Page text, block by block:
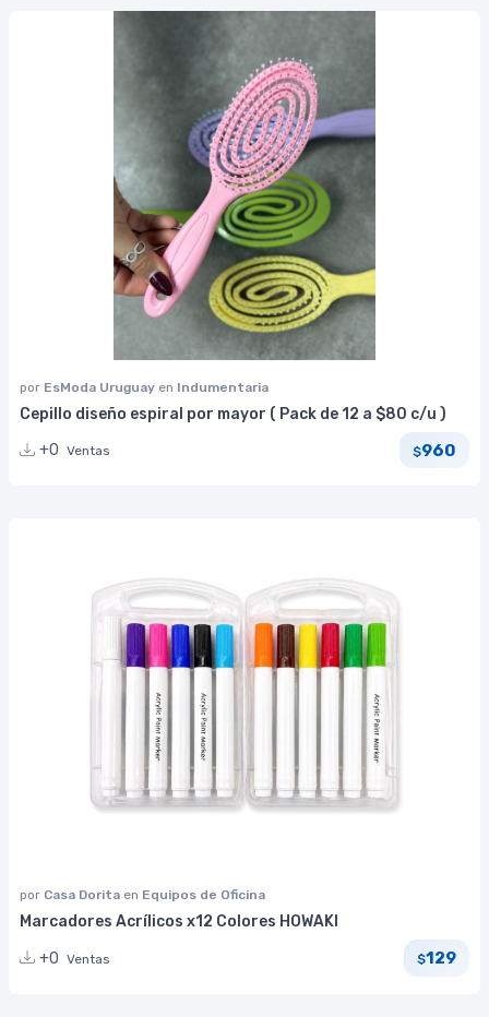
por EsModa Uruguay en Indumentaria
Cepillo diseño espiral por mayor ( Pack de 12 a $80 c/u )
+0 Ventas $960
por Casa Dorita en Equipos de Oficina
Marcadores Acrílicos x12 Colores HOWAKI
+0 Ventas $129